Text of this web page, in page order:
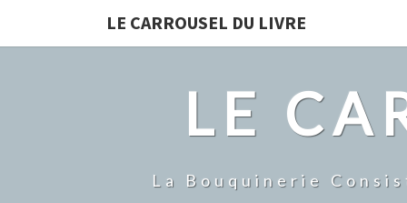
LE CARROUSEL DU LIVRE
LE
La Bouquinerie